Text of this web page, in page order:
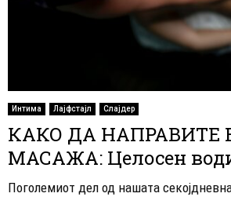
Интима Лајфстајл Слајдер
КАКО ДА НАПРАВИТЕ
МАСАЖА: Целосен
Поголемиот дел од нашата